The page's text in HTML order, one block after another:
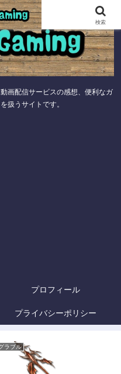
画配信サービスの感想、便利なガ
扱うサイトです。
プロフィール
プライバシーポリシー
ラブル
検索